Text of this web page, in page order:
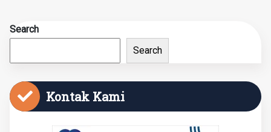
Search
Search
Kontak Kami